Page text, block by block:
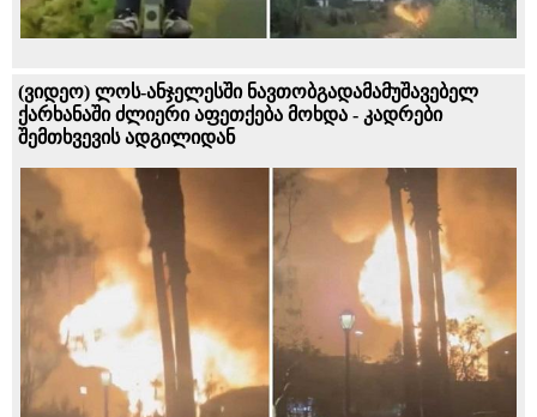
(ვიდეო) ლოს-ანჯელესში ნავთობგადამამუშავებელ
ქარხანაში ძლიერი აფეთქება მოხდა - კადრები
შემთხვევის ადგილიდან